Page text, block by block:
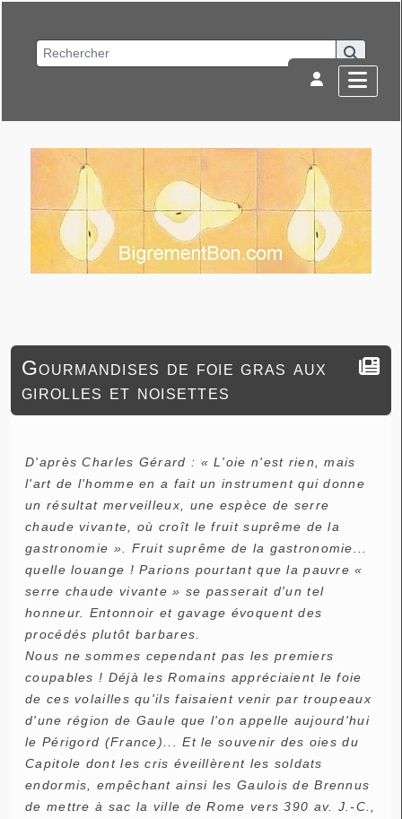
Gourmandises de foie gras aux
girolles et noisettes
D'après Charles Gérard : « L'oie n'est rien, mais
l'art de l'homme en a fait un instrument qui donne
un résultat merveilleux, une espèce de serre
chaude vivante, où croît le fruit suprême de la
gastronomie ». Fruit suprême de la gastronomie...
quelle louange ! Parions pourtant que la pauvre «
serre chaude vivante » se passerait d'un tel
honneur. Entonnoir et gavage évoquent des
procédés plutôt barbares.
Nous ne sommes cependant pas les premiers
coupables ! Déjà les Romains appréciaient le foie
de ces volailles qu'ils faisaient venir par troupeaux
d'une région de Gaule que l'on appelle aujourd'hui
le Périgord (France)... Et le souvenir des oies du
Capitole dont les cris éveillèrent les soldats
endormis, empêchant ainsi les Gaulois de Brennus
de mettre à sac la ville de Rome vers 390 av. J.-C.,